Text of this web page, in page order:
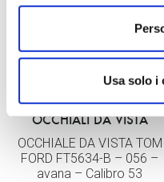
Usa solo i
OCCHIALI DA VISTA
OCCHIALE DA VISTA TOM
FORD FT5634-B – 056 –
avana – Calibro 53